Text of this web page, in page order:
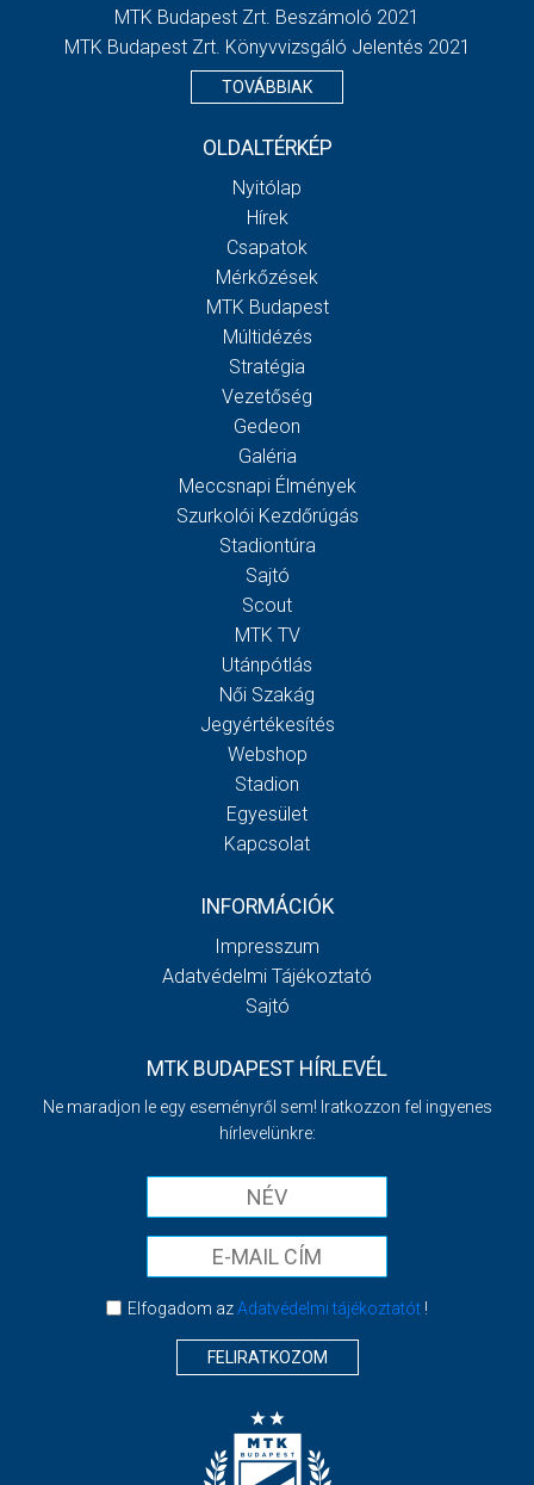
MTK Budapest Zrt. Beszámoló 2021
MTK Budapest Zrt. Könyvvizsgáló Jelentés 2021
TOVÁBBIAK
OLDALTÉRKÉP
Nyitólap
Hírek
Csapatok
Mérkőzések
MTK Budapest
Múltidézés
Stratégia
Vezetőség
Gedeon
Galéria
Meccsnapi Élmények
Szurkolói Kezdőrúgás
Stadiontúra
Sajtó
Scout
MTK TV
Utánpótlás
Női Szakág
Jegyértékesítés
Webshop
Stadion
Egyesület
Kapcsolat
INFORMÁCIÓK
Impresszum
Adatvédelmi Tájékoztató
Sajtó
MTK BUDAPEST HÍRLEVÉL
Ne maradjon le egy eseményről sem! Iratkozzon fel ingyenes
hírlevelünkre:
Elfogadom azAdatvédelmi tájékoztatót!
FELIRATKOZOM